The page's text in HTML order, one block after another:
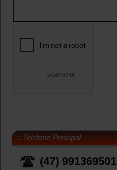
:: Telefone Principal
(47) 991369501